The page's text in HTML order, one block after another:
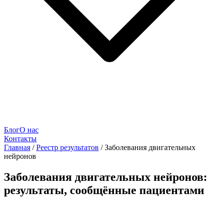
БлогО нас
Контакты
Главная / Реестр результатов / Заболевания двигательных
нейронов
Заболевания двигательных нейронов:
результаты, сообщённые пациентами